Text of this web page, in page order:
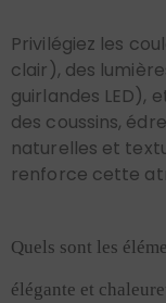
Privilégiez les
clair), des
guirlandes LED),
des coussins,
naturelles et
renforce cette
Quels sont les
élégante et